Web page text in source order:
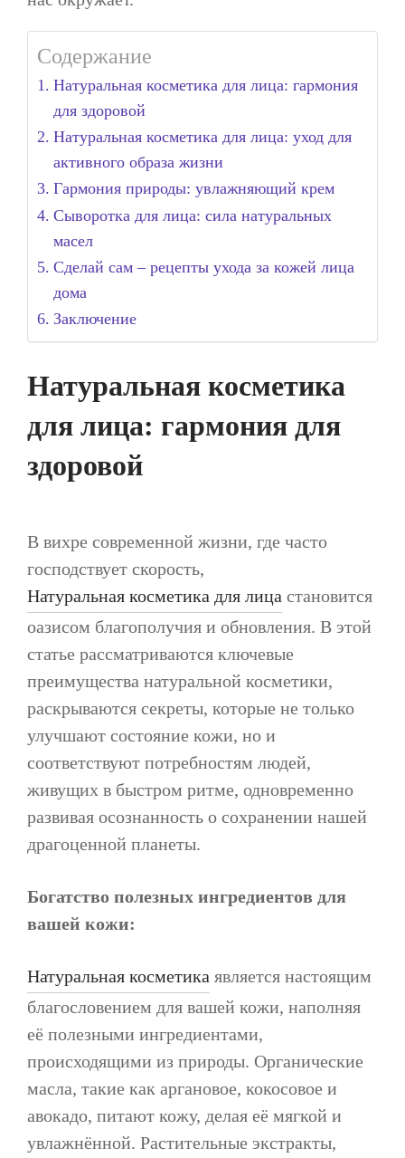
Содержание
Натуральная косметика для лица: гармония
для здоровой
Натуральная косметика для лица: уход для
активного образа жизни
Гармония природы: увлажняющий крем
Сыворотка для лица: сила натуральных
масел
Сделай сам – рецепты ухода за кожей лица
дома
Заключение
Натуральная косметика
для лица: гармония для
здоровой
В вихре современной жизни, где часто
господствует скорость,
Натуральная косметика для лица становится
оазисом благополучия и обновления. В этой
статье рассматриваются ключевые
преимущества натуральной косметики,
раскрываются секреты, которые не только
улучшают состояние кожи, но и
соответствуют потребностям людей,
живущих в быстром ритме, одновременно
развивая осознанность о сохранении нашей
драгоценной планеты.
Богатство полезных ингредиентов для
вашей кожи:
Натуральная косметика является настоящим
благословением для вашей кожи, наполняя
её полезными ингредиентами,
происходящими из природы. Органические
масла, такие как аргановое, кокосовое и
авокадо, питают кожу, делая её мягкой и
увлажнённой. Растительные экстракты,